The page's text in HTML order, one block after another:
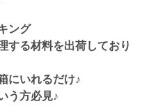
ング
する材料を出荷しており
にいれるだけ♪
う方必見♪